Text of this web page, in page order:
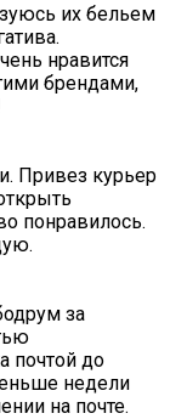
их бельем
нравится
брендами,
Привез курьер
понравилось.
за
почтой до
недели
на почте.